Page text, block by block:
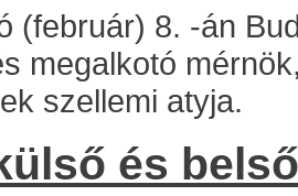
(február) 8. -án
megalkotó
szellemi atyja.
és